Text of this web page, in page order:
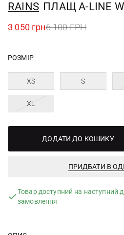
RAINS ПЛАЩ A-LINE W
3 050 грн6 100 ГРН
РОЗМІР
XS S
XL
ДОДАТИ ДО КОШИКУ
ПРИДБАТИ В
Товар доступний на наступний
замовлення